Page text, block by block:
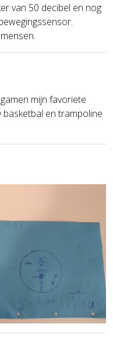
van 50 decibel en nog
mijn favoriete
basketbal en trampoline